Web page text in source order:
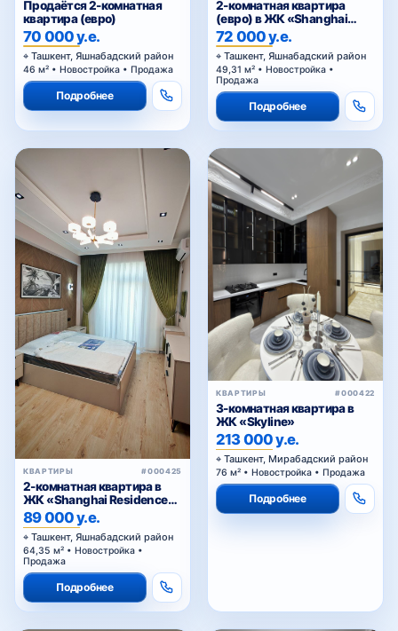
квартира (евро)
70 000 у.е.
Ташкент, Яшнабадский район
46 м² • Новостройка • Продажа
Подробнее
(евро) в ЖК «Shanghai
Residence (China House)»
72 000 у.е.
Ташкент, Яшнабадский район
49,31 м² • Новостройка •
Продажа
Подробнее
#000425
2-комнатная квартира в
ЖК «Shanghai Residence
(China House)»
89 000 у.е.
Ташкент, Яшнабадский район
64,35 м² • Новостройка •
Продажа
Подробнее
#000422
3-комнатная квартира в
ЖК «Skyline»
213 000 у.е.
Ташкент, Мирабадский район
76 м² • Новостройка • Продажа
Подробнее